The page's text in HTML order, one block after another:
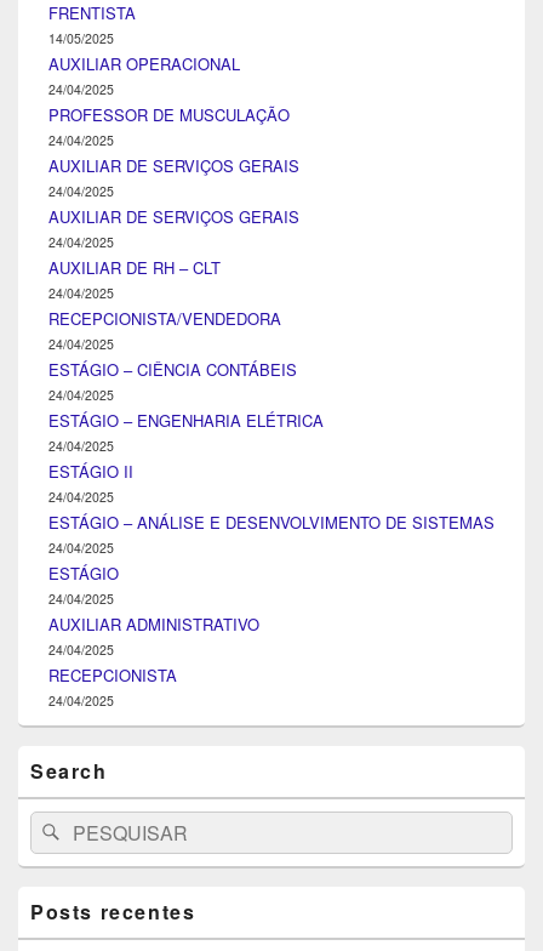
FRENTISTA
14/05/2025
AUXILIAR OPERACIONAL
24/04/2025
PROFESSOR DE MUSCULAÇÃO
24/04/2025
AUXILIAR DE SERVIÇOS GERAIS
24/04/2025
AUXILIAR DE SERVIÇOS GERAIS
24/04/2025
AUXILIAR DE RH – CLT
24/04/2025
RECEPCIONISTA/VENDEDORA
24/04/2025
ESTÁGIO – CIÊNCIA CONTÁBEIS
24/04/2025
ESTÁGIO – ENGENHARIA ELÉTRICA
24/04/2025
ESTÁGIO II
24/04/2025
ESTÁGIO – ANÁLISE E DESENVOLVIMENTO DE SISTEMAS
24/04/2025
ESTÁGIO
24/04/2025
AUXILIAR ADMINISTRATIVO
24/04/2025
RECEPCIONISTA
24/04/2025
Search
Search
for:
Pesquisar
Posts recentes